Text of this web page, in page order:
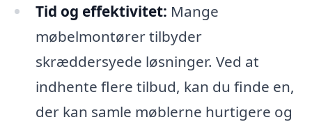
Tid og effektivitet: Mange
møbelmontører tilbyder
skræddersyede løsninger. Ved at
indhente flere tilbud, kan du finde en,
der kan samle møblerne hurtigere og